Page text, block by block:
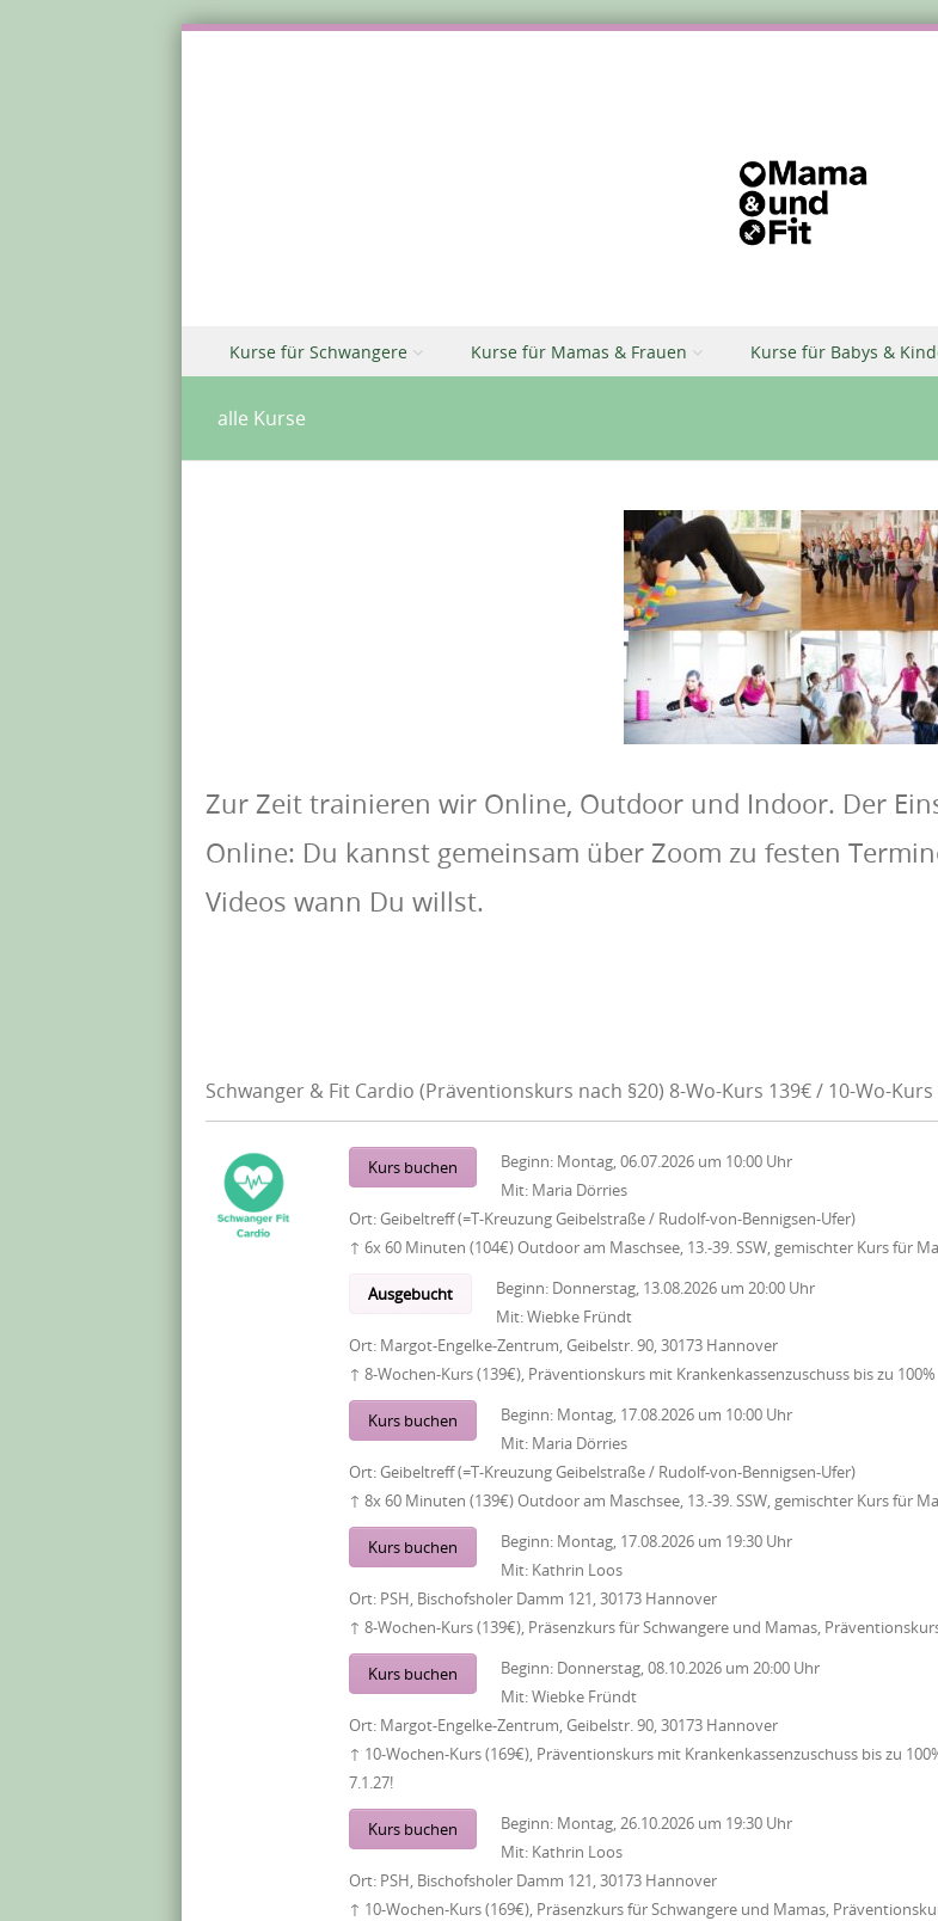
Menü
Zu Inhalt springen
Kurse für Schwangere Kurse für Mamas & Frauen Kurse für Babys &
alle Kurse
Zur Zeit trainieren wir Online, Outdoor und Indoor. Der
Online: Du kannst gemeinsam über Zoom zu festen
Videos wann Du willst.
Schwanger & Fit Cardio (Präventionskurs nach §20) 8-Wo-Kurs 139€ / 10-Wo-
Kurs buchen Beginn: Montag, 06.07.2026 um 10:00 Uhr
Mit: Maria Dörries
Ort:Geibeltreff (=T-Kreuzung Geibelstraße / Rudolf-von-Bennigsen-Ufer)
↑ 6x 60 Minuten (104€) Outdoor am Maschsee, 13.-39. SSW, gemischter Kurs für
Ausgebucht Beginn: Donnerstag, 13.08.2026 um 20:00 Uhr
Mit:Wiebke Fründt
Ort: Margot-Engelke-Zentrum, Geibelstr. 90, 30173 Hannover
↑ 8-Wochen-Kurs (139€), Präventionskurs mit Krankenkassenzuschuss bis zu 100%
Kurs buchen Beginn: Montag, 17.08.2026 um 10:00 Uhr
Mit: Maria Dörries
Ort:Geibeltreff (=T-Kreuzung Geibelstraße / Rudolf-von-Bennigsen-Ufer)
↑ 8x 60 Minuten (139€) Outdoor am Maschsee, 13.-39. SSW, gemischter Kurs für
Kurs buchen Beginn: Montag, 17.08.2026 um 19:30 Uhr
Mit: Kathrin Loos
Ort: PSH, Bischofsholer Damm 121, 30173 Hannover
↑ 8-Wochen-Kurs (139€), Präsenzkurs für Schwangere und Mamas,
Kurs buchen Beginn: Donnerstag, 08.10.2026 um 20:00 Uhr
Mit:Wiebke Fründt
Ort: Margot-Engelke-Zentrum, Geibelstr. 90, 30173 Hannover
↑ 10-Wochen-Kurs (169€), Präventionskurs mit Krankenkassenzuschuss bis zu
7.1.27!
Kurs buchen Beginn: Montag, 26.10.2026 um 19:30 Uhr
Mit: Kathrin Loos
Ort: PSH, Bischofsholer Damm 121, 30173 Hannover
↑ 10-Wochen-Kurs (169€), Präsenzkurs für Schwangere und Mamas,